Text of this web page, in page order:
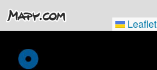
Leaflet